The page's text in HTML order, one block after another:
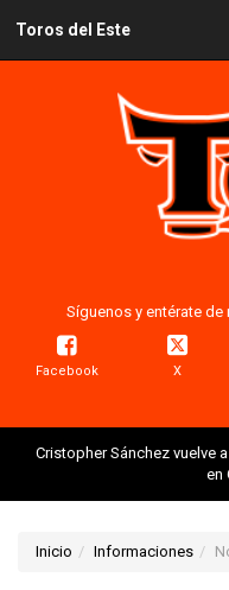
Toros del Este
Síguenos y entérate
Facebook X
Cristopher Sánchez vuelve
en
Inicio Informaciones